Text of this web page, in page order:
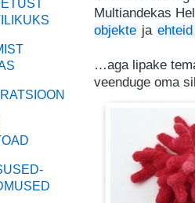
Multiandekas
objekte ja
…aga lipake
veenduge oma